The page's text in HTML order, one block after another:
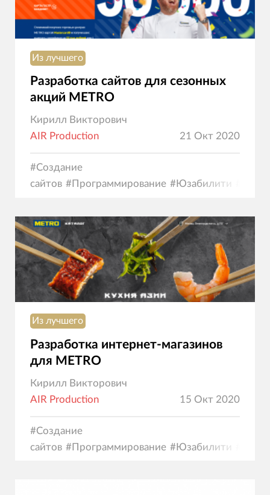
Из лучшего
Разработка сайтов для сезонных
акций METRO
Кирилл Викторович
AIR Production
21 Окт 2020
#Создание
сайтов #Программирование #Юзабилити
Из лучшего
Разработка интернет-магазинов
для METRO
Кирилл Викторович
AIR Production
15 Окт 2020
#Создание
сайтов #Программирование #Юзабилити